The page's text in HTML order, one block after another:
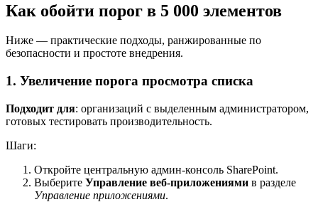
Как обойти порог в 5 000 элементов
Ниже — практические подходы, ранжированные по
безопасности и простоте внедрения.
1. Увеличение порога просмотра списка
Подходит для: организаций с выделенным администратором,
готовых тестировать производительность.
Шаги:
Откройте центральную админ-консоль SharePoint.
Выберите Управление веб-приложениями в разделе
Управление приложениями.